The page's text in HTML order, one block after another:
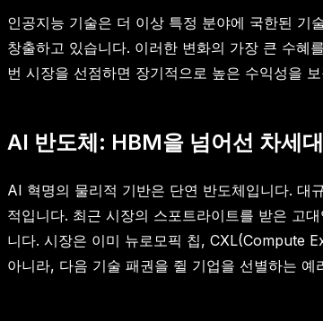
인공지능 기술은 더 이상 특정 분야에 국한된 기
창출하고 있습니다. 이러한 변화의 가장 큰 수혜
번 시장을 선점하면 장기적으로 높은 수익성을
AI 반도체: HBM을 넘어선 차세
AI 혁명의 물리적 기반은 단연 반도체입니다. 대
적입니다. 최근 시장의 스포트라이트를 받은 고
니다. 시장은 이미 뉴로모픽 칩, CXL(Compute
아니라, 다음 기술 패권을 쥘 기업을 선별하는 예